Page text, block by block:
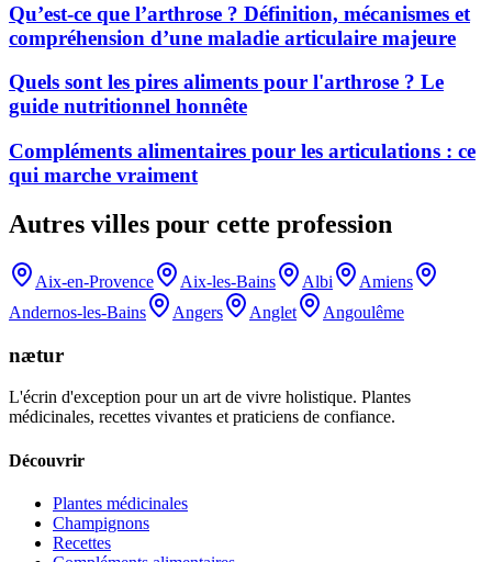
Qu’est-ce que l’arthrose ? Définition, mécanismes et
compréhension d’une maladie articulaire majeure
Quels sont les pires aliments pour l'arthrose ? Le
guide nutritionnel honnête
Compléments alimentaires pour les articulations : ce
qui marche vraiment
Autres villes pour cette profession
Aix-en-Provence Aix-les-Bains Albi
Amiens
Andernos-les-Bains
Angers Anglet Angoulême
nætur
L'écrin d'exception pour un art de vivre holistique. Plantes
médicinales, recettes vivantes et praticiens de confiance.
Découvrir
Plantes médicinales
Champignons
Recettes